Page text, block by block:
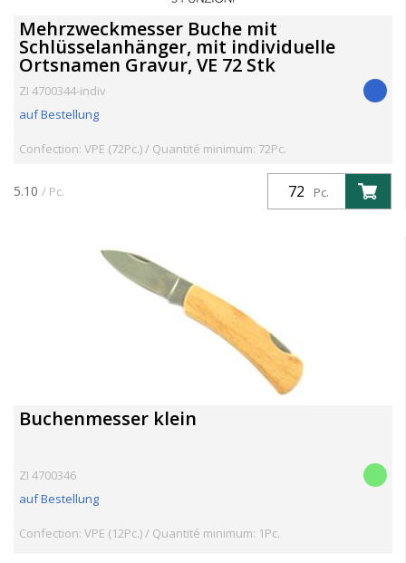
Mehrzweckmesser Buche mit
Schlüsselanhänger, mit individuelle
Ortsnamen Gravur, VE 72 Stk
ZI 4700344-indiv
auf Bestellung
Confection: VPE (72Pc.) / Quantité minimum: 72Pc.
Pc.
5.10 / Pc.
Buchenmesser klein
ZI 4700346
auf Bestellung
Confection: VPE (12Pc.) / Quantité minimum: 1Pc.